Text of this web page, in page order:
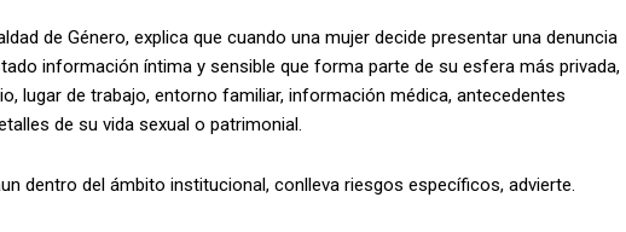
de Género, explica que cuando una mujer decide presentar una denuncia
información íntima y sensible que forma parte de su esfera más privada,
lugar de trabajo, entorno familiar, información médica, antecedentes
de su vida sexual o patrimonial.
dentro del ámbito institucional, conlleva riesgos específicos, advierte.